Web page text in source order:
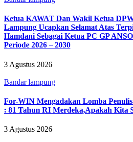
Ketua KAWAT Dan Wakil Ketua
Lampung Ucapkan Selamat Atas
Hamdani Sebagai Ketua PC GP
Periode 2026 – 2030
3 Agustus 2026
Bandar lampung
For-WIN Mengadakan Lomba
: 81 Tahun RI Merdeka,Apakah Kita
3 Agustus 2026